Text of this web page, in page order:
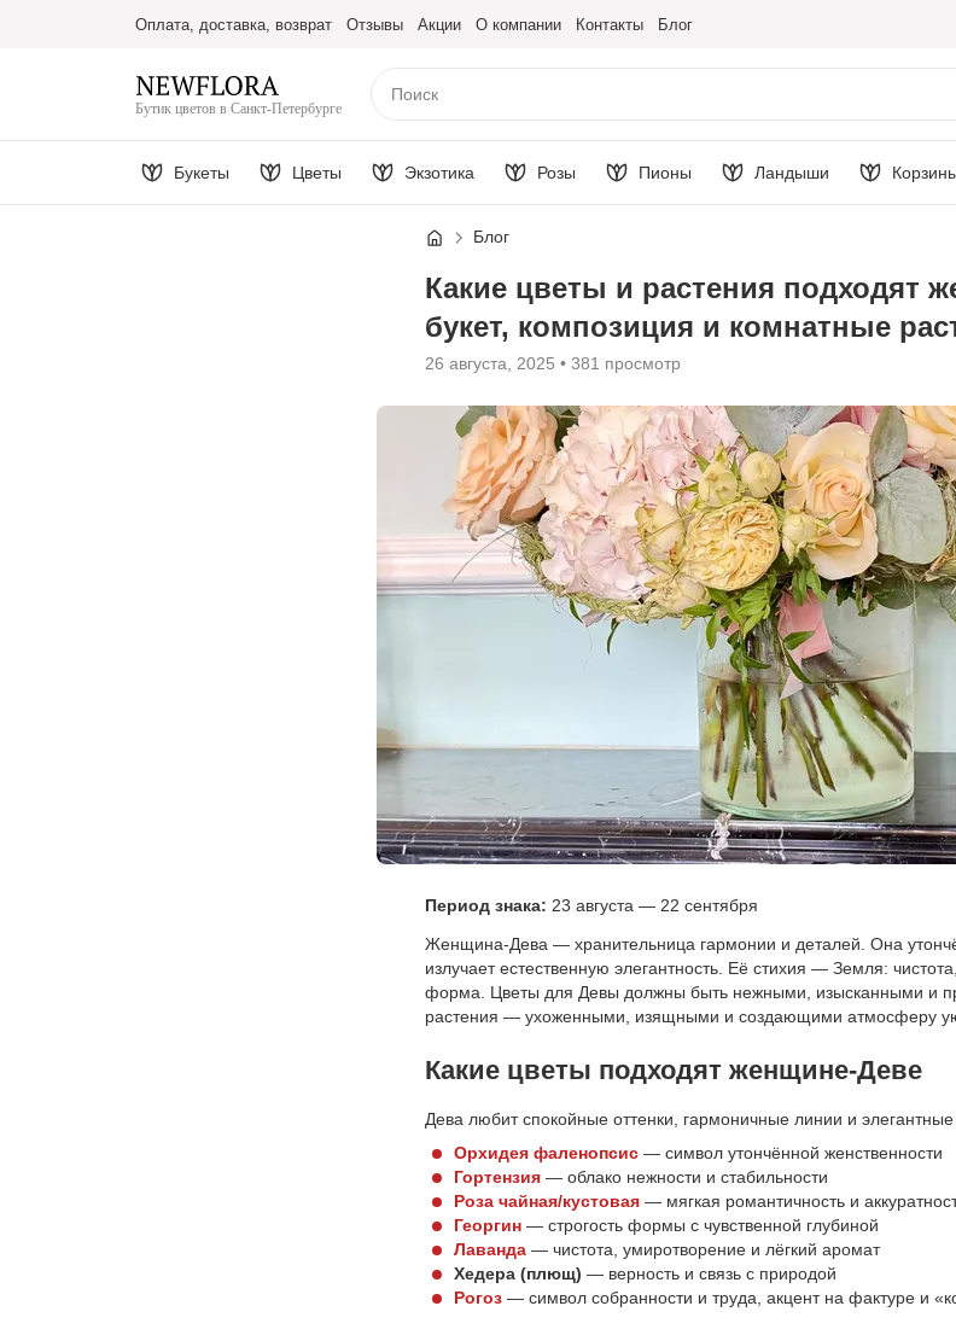
Оплата, доставка, возврат Отзывы Акции О компании Контакты Блог
Бутик цветов в Санкт-Петербурге
Букеты Цветы Экзотика Розы Пионы Ландыши
Блог
Какие цветы и растения подходят
букет, композиция и комнатные
26 августа, 2025 381 просмотр
Период знака: 23 августа — 22 сентября
Женщина-Дева — хранительница гармонии и деталей. Она
излучает естественную элегантность. Её стихия — Земля:
форма. Цветы для Девы должны быть нежными, изысканными и
растения — ухоженными, изящными и создающими атмосферу
Какие цветы подходят женщине-Деве
Дева любит спокойные оттенки, гармоничные линии и
Орхидея фаленопсис — символ утончённой женственности
Гортензия — облако нежности и стабильности
Роза чайная/кустовая — мягкая романтичность и
Георгин — строгость формы с чувственной глубиной
Лаванда — чистота, умиротворение и лёгкий аромат
Хедера (плющ) — верность и связь с природой
Рогоз — символ собранности и труда, акцент на фактуре и